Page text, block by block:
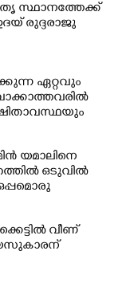
സ്ഥാനത്തേക്ക്
രുദ്ദരാജു
ഏറ്റവും
യമാലിനെ
ഒടുവിൽ
ഒപ്പമൊരു
വീണ്